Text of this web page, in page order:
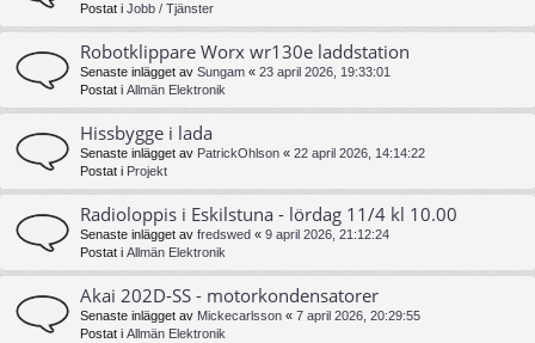
Postat i Jobb / Tjänster
Robotklippare Worx wr130e laddstation
Senaste inlägget av Sungam « 23 april 2026, 19:33:01
Postat i Allmän Elektronik
Hissbygge i lada
Senaste inlägget av PatrickOhlson « 22 april 2026, 14:14:22
Postat i Projekt
Radioloppis i Eskilstuna - lördag 11/4 kl 10.00
Senaste inlägget av fredswed « 9 april 2026, 21:12:24
Postat i Allmän Elektronik
Akai 202D-SS - motorkondensatorer
Senaste inlägget av Mickecarlsson « 7 april 2026, 20:29:55
Postat i Allmän Elektronik